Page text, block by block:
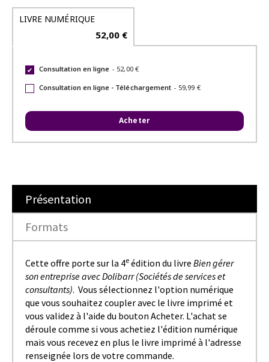
LIVRE NUMÉRIQUE
52,00 €
✔ Consultation en ligne - 52,00 €
Consultation en ligne - Téléchargement - 59,99 €
Acheter
Présentation
Formats
Cette offre porte sur la 4e édition du livre Bien gérer
son entreprise avec Dolibarr (Sociétés de services et
consultants). Vous sélectionnez l'option numérique
que vous souhaitez coupler avec le livre imprimé et
vous validez à l'aide du bouton Acheter. L'achat se
déroule comme si vous achetiez l'édition numérique
mais vous recevez en plus le livre imprimé à l'adresse
renseignée lors de votre commande.